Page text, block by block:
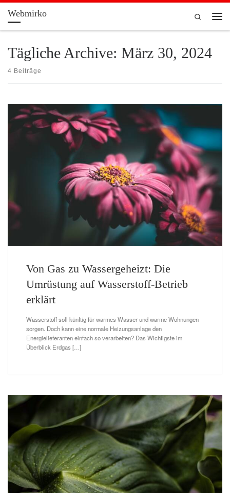
Zum Inhalt springen
Webmirko
Search
Tägliche Archive: März 30, 2024
4 Beiträge
Von Gas zu Wassergeheizt: Die
Umrüstung auf Wasserstoff-Betrieb
erklärt
Wasserstoff soll künftig für warmes Wasser und warme Wohnungen
sorgen. Doch kann eine normale Heizungsanlage den
Energielieferanten einfach so verarbeiten? Das Wichtigste im
Überblick Erdgas […]